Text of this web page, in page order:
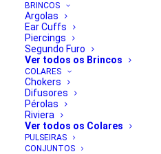
BRINCOS
Argolas
Ear Cuffs
Piercings
Segundo Furo
Ver todos os Brincos
COLARES
Chokers
Difusores
Pérolas
Riviera
Ver todos os Colares
PULSEIRAS
CONJUNTOS